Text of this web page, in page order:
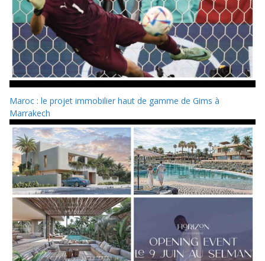
Maroc : le projet immobilier haut de gamme de Gims à
Marrakech